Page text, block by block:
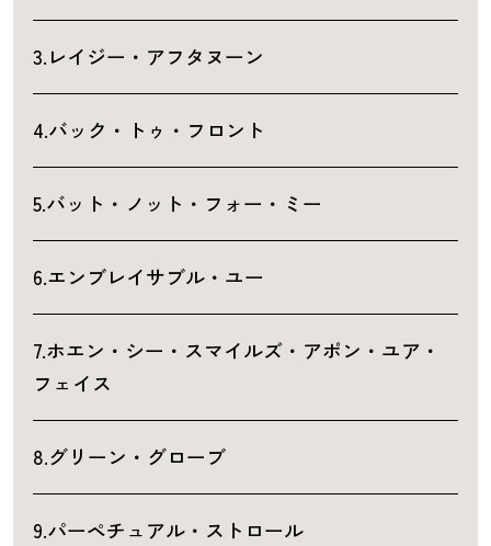
3.レイジー・アフタヌーン
4.バック・トゥ・フロント
5.バット・ノット・フォー・ミー
6.エンブレイサブル・ユー
7.ホエン・シー・スマイルズ・アポン・ユア・
フェイス
8.グリーン・グローブ
9.パーペチュアル・ストロール